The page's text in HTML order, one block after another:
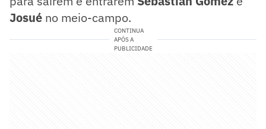
Josué no meio-campo.
CONTINUA
APÓS A
PUBLICIDADE